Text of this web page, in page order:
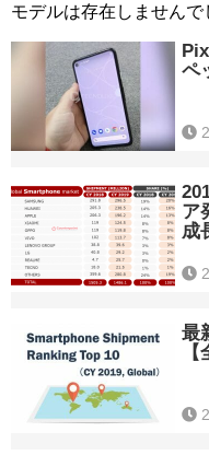
モデルは存在しませんで
ペ
ア
成
最